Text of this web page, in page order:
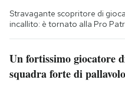
Stravagante scopritore di
incallito: è tornato alla Pro
Un fortissimo giocatore
squadra forte di pallavolo